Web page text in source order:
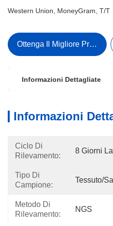
Western Union, MoneyGram, T/T
Ottenga Il Migliore Prezzo
Informazioni Dettagliate
Informazioni
Ciclo Di
Rilevamento:
8 Giorni
Tipo Di
Campione:
Tessuto/
Metodo Di
Rilevamento:
NGS